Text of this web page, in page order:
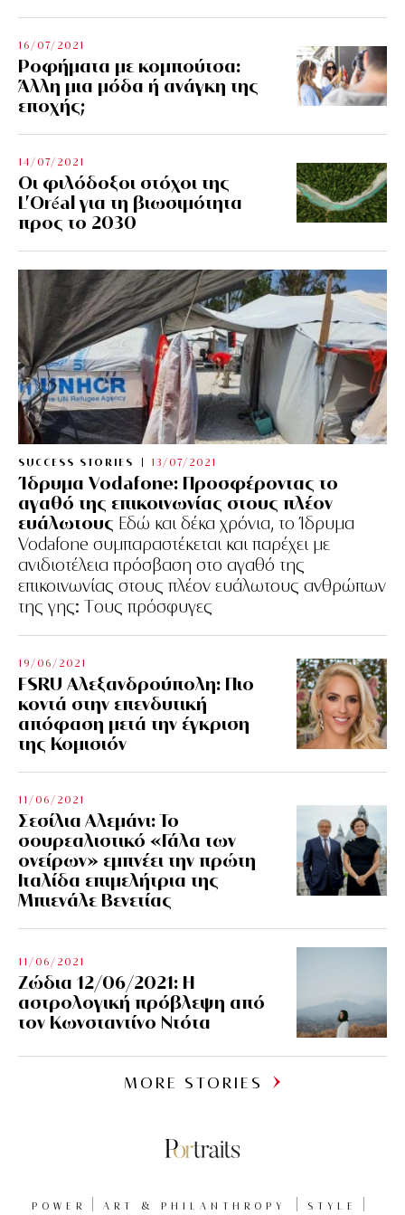
16/07/2021
Ροφήματα με κομπούτσα:
Άλλη μια μόδα ή ανάγκη της
εποχής;
14/07/2021
Οι φιλόδοξοι στόχοι της
L’Oréal για τη βιωσιμότητα
προς το 2030
SUCCESS STORIES 13/07/2021
Ίδρυμα Vodafone: Προσφέροντας το
αγαθό της επικοινωνίας στους πλέον
ευάλωτους Εδώ και δέκα χρόνια, το Ίδρυμα
Vodafone συμπαραστέκεται και παρέχει με
ανιδιοτέλεια πρόσβαση στο αγαθό της
επικοινωνίας στους πλέον ευάλωτους ανθρώπων
της γης: Tους πρόσφυγες
19/06/2021
FSRU Αλεξανδρούπολη: Πιο
κοντά στην επενδυτική
απόφαση μετά την έγκριση
της Κομισιόν
11/06/2021
Σεσίλια Αλεμάνι: Το
σουρεαλιστικό «Γάλα των
ονείρων» εμπνέει την πρώτη
Ιταλίδα επιμελήτρια της
Μπιενάλε Βενετίας
11/06/2021
Ζώδια 12/06/2021: Η
αστρολογική πρόβλεψη από
τον Κωνσταντίνο Ντότα
MORE STORIES
POWER ART & PHILANTHROPY STYLE